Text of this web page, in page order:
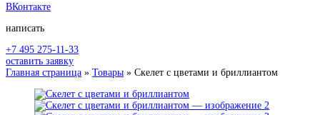
ВКонтакте
написать
+7 495 275-11-33
оставить заявку
Главная страница » Товары » Скелет с цветами и бриллиантом